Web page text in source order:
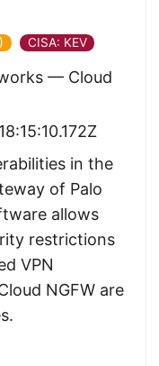
CISA: KEV
— Cloud
in the
of Palo
allows
restrictions
VPN
NGFW are